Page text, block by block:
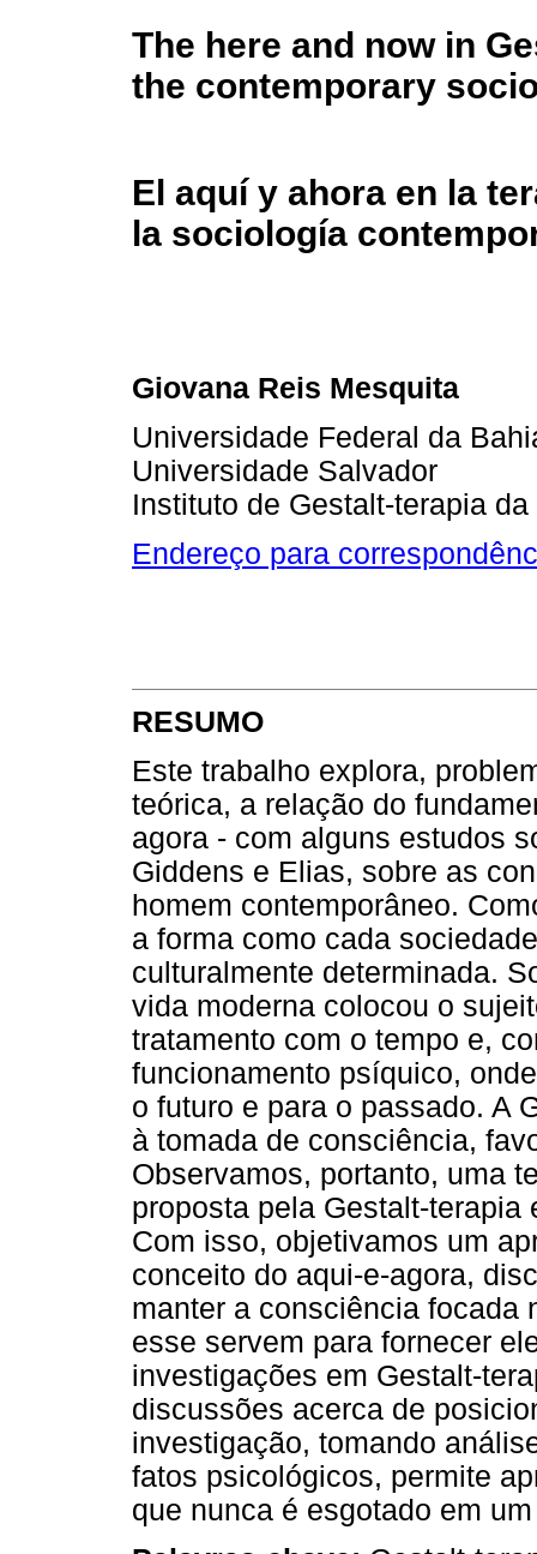
The here and now in
the contemporary
El aquí y ahora en la
la sociología
Giovana Reis Mesquita
Universidade Federal da
Universidade Salvador
Instituto de Gestalt-terapia da
Endereço para
RESUMO
Este trabalho explora,
teórica, a relação do
agora - com alguns estudos
Giddens e Elias, sobre as
homem contemporâneo.
a forma como cada
culturalmente determinada.
vida moderna colocou o
tratamento com o tempo e,
funcionamento psíquico,
o futuro e para o passado. A
à tomada de consciência,
Observamos, portanto, uma
proposta pela Gestalt-
Com isso, objetivamos um
conceito do aqui-e-agora,
manter a consciência focada
esse servem para fornecer
investigações em Gestalt-
discussões acerca de
investigação, tomando
fatos psicológicos, permite
que nunca é esgotado em